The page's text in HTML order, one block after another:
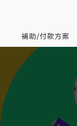
補助/付款方案